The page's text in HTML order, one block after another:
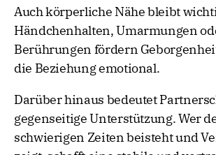
Auch körperliche Nähe bleibt
Händchenhalten, Umarmungen
Berührungen fördern
die Beziehung emotional.
Darüber hinaus bedeutet
gegenseitige Unterstützung. Wer
schwierigen Zeiten beisteht und